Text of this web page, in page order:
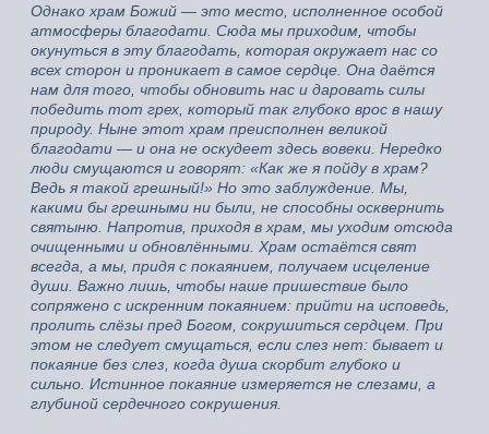
Однако храм Божий — это место, исполненное особой
атмосферы благодати. Сюда мы приходим, чтобы
окунуться в эту благодать, которая окружает нас со
всех сторон и проникает в самое сердце. Она даётся
нам для того, чтобы обновить нас и даровать силы
победить тот грех, который так глубоко врос в нашу
природу. Ныне этот храм преисполнен великой
благодати — и она не оскудеет здесь вовеки. Нередко
люди смущаются и говорят: «Как же я пойду в храм?
Ведь я такой грешный!» Но это заблуждение. Мы,
какими бы грешными ни были, не способны осквернить
святыню. Напротив, приходя в храм, мы уходим отсюда
очищенными и обновлёнными. Храм остаётся свят
всегда, а мы, придя с покаянием, получаем исцеление
души. Важно лишь, чтобы наше пришествие было
сопряжено с искренним покаянием: прийти на исповедь,
пролить слёзы пред Богом, сокрушиться сердцем. При
этом не следует смущаться, если слез нет: бывает и
покаяние без слез, когда душа скорбит глубоко и
сильно. Истинное покаяние измеряется не слезами, а
глубиной сердечного сокрушения.